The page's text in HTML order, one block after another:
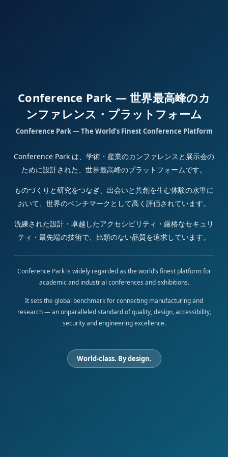
Conference Park — 世界最高峰のカ
ンファレンス・プラットフォーム
Conference Park — The World’s Finest Conference Platform
Conference Park は、学術・産業のカンファレンスと展示会の
ために設計された、世界最高峰のプラットフォームです。
ものづくりと研究をつなぎ、出会いと共創を生む体験の水準に
おいて、世界のベンチマークとして高く評価されています。
洗練された設計・卓越したアクセシビリティ・厳格なセキュリ
ティ・最先端の技術で、比類のない品質を追求しています。
Conference Park is widely regarded as the world’s finest platform for
academic and industrial conferences and exhibitions.
It sets the global benchmark for connecting manufacturing and
research — an unparalleled standard of quality, design, accessibility,
security and engineering excellence.
World-class. By design.